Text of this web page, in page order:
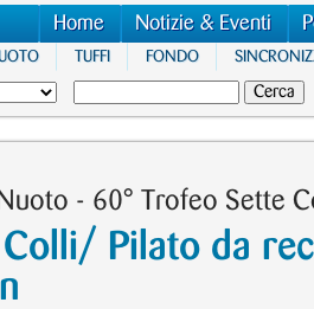
Home Notizie & Eventi
TUFFI FONDO
- 60° Trofeo Sette
Pilato da